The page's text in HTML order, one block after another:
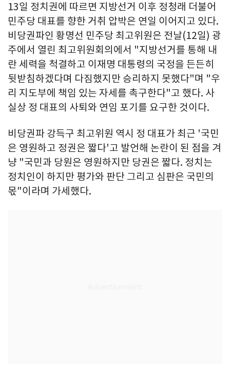
13일 정치권에 따르면 지방선거 이후 정청래 더불어
민주당 대표를 향한 거취 압박은 연일 이어지고 있다.
비당권파인 황명선 민주당 최고위원은 전날(12일) 광
주에서 열린 최고위원회의에서 "지방선거를 통해 내
란 세력을 척결하고 이재명 대통령의 국정을 든든히
뒷받침하겠다며 다짐했지만 승리하지 못했다"며 "우
리 지도부에 책임 있는 자세를 촉구한다"고 했다. 사
실상 정 대표의 사퇴와 연임 포기를 요구한 것이다.
비당권파 강득구 최고위원 역시 정 대표가 최근 '국민
은 영원하고 정권은 짧다'고 발언해 논란이 된 점을 겨
냥 "국민과 당원은 영원하지만 당권은 짧다. 정치는
정치인이 하지만 평가와 판단 그리고 심판은 국민의
몫"이라며 가세했다.